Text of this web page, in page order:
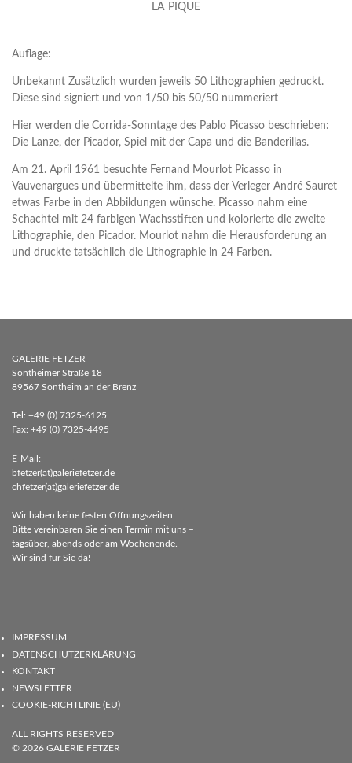
LA PIQUE
Auflage:
Unbekannt Zusätzlich wurden jeweils 50 Lithographien gedruckt.
Diese sind signiert und von 1/50 bis 50/50 nummeriert
Hier werden die Corrida-Sonntage des Pablo Picasso beschrieben:
Die Lanze, der Picador, Spiel mit der Capa und die Banderillas.
Am 21. April 1961 besuchte Fernand Mourlot Picasso in
Vauvenargues und übermittelte ihm, dass der Verleger André Sauret
etwas Farbe in den Abbildungen wünsche. Picasso nahm eine
Schachtel mit 24 farbigen Wachsstiften und kolorierte die zweite
Lithographie, den Picador. Mourlot nahm die Herausforderung an
und druckte tatsächlich die Lithographie in 24 Farben.
GALERIE FETZER
Sontheimer Straße 18
89567 Sontheim an der Brenz
Tel: +49 (0) 7325-6125
Fax: +49 (0) 7325-4495
E-Mail:
bfetzer(at)galeriefetzer.de
chfetzer(at)galeriefetzer.de
Wir haben keine festen Öffnungszeiten.
Bitte vereinbaren Sie einen Termin mit uns –
tagsüber, abends oder am Wochenende.
Wir sind für Sie da!
IMPRESSUM
DATENSCHUTZERKLÄRUNG
KONTAKT
NEWSLETTER
COOKIE-RICHTLINIE (EU)
ALL RIGHTS RESERVED
© 2026 GALERIE FETZER